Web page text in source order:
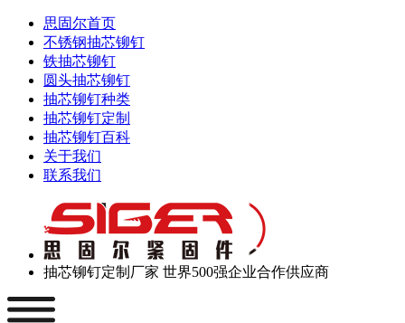
思固尔首页
不锈钢抽芯铆钉
铁抽芯铆钉
圆头抽芯铆钉
抽芯铆钉种类
抽芯铆钉定制
抽芯铆钉百科
关于我们
联系我们
抽芯铆钉定制厂家 世界500强企业合作供应商